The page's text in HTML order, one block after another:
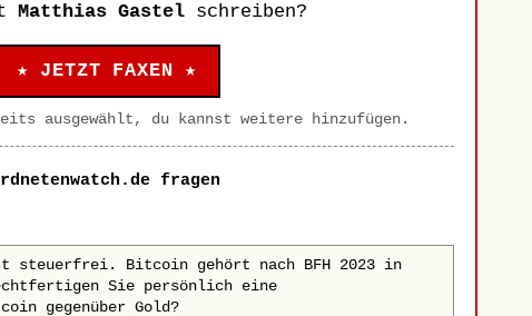
Matthias Gastel schreiben?
★ JETZT FAXEN ★
ausgewählt, du kannst weitere hinzufügen.
fragen